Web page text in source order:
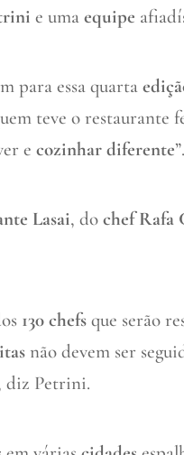
e umaequipe
para essa quarta
teve o restaurante
ecozinhar diferente”.
Lasai, dochef Rafa
130 chefs que serão
não devem ser
diz Petrini.